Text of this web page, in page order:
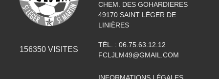
156350 VISITES
CHEM. DES GOHARDIERES
49170 SAINT LÉGER DE
LINIÈRES
TÉL. : 06.75.63.12.12
FCLJLM49@GMAIL.COM